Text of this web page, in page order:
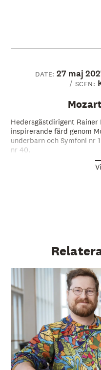
DATE: 27 maj
SCEN:
Hedersgästdirigent Rainer
inspirerande färd genom
underbarn och Symfoni nr
nr 40.